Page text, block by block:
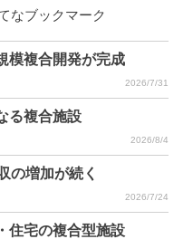
なブックマーク
模複合開発が完成
2026/7/31
る複合施設
2026/8/4
の増加が続く
2026/7/24
住宅の複合型施設